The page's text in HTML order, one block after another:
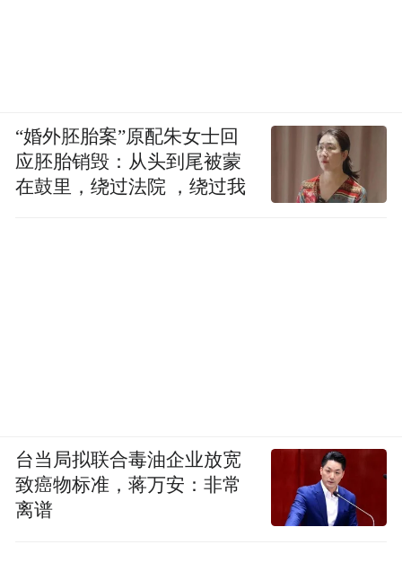
“婚外胚胎案”原配朱女士回
应胚胎销毁：从头到尾被蒙
在鼓里，绕过法院 ，绕过我
台当局拟联合毒油企业放宽
致癌物标准，蒋万安：非常
离谱